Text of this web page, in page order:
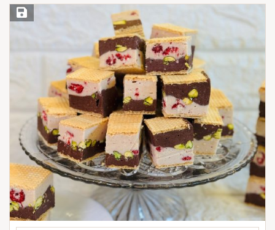
Save Recipe